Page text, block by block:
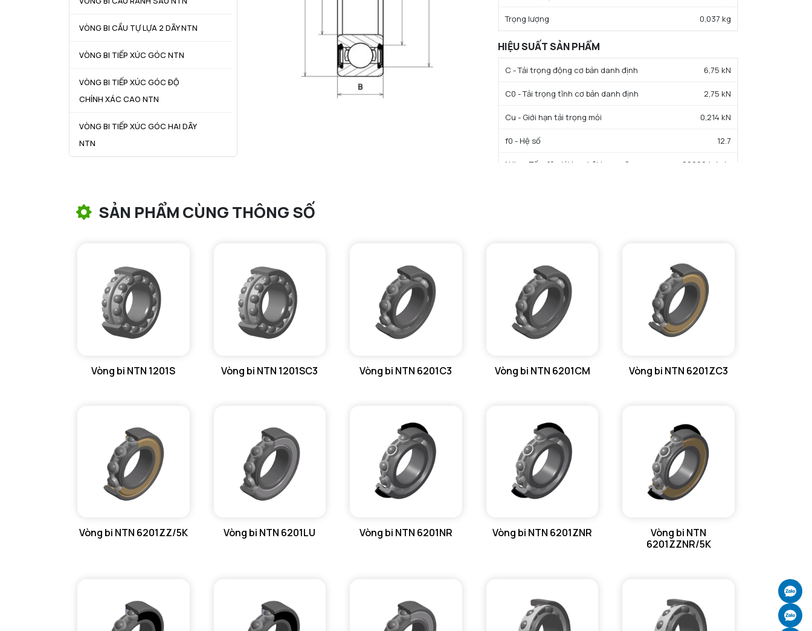
VÒNG BI CẦU TỰ LỰA 2 DÃY NTN
VÒNG BI TIẾP XÚC GÓC NTN
VÒNG BI TIẾP XÚC GÓC ĐỘ
CHÍNH XÁC CAO NTN
VÒNG BI TIẾP XÚC GÓC HAI DÃY
NTN
VÒNG BI ĐŨA TRỤ NTN
VÒNG BI KIM NTN
VÒNG BI CHẶN TRỤC NTN
GỐI ĐỠ NTN
PHỤ KIỆN NTN
MÁY GIA NHIỆT NTN
Trọng lượng 0,037 kg
HIỆU SUẤT SẢN PHẨM
C - Tải trọng động cơ bản danh định 6,75 kN
C0 - Tải trọng tĩnh cơ bản danh định 2,75 kN
Cu - Giới hạn tải trọng mỏi 0,214 kN
f0 - Hệ số 12.7
N lim - Tốc độ giới hạn bôi trơn mỡ 22000 tr/min
da min - Đường kính vai tối thiểu IR
da max - Đường kính vai tối đa IR 17 mm
Da max - Đường kính vai tối đa OR
ra max - Bán kính góc lượn tối đa trục & vỏ
SẢN PHẨM CÙNG THÔNG SỐ
Vòng bi NTN 1201S Vòng bi NTN 1201SC3 Vòng bi NTN 6201C3 Vòng bi NTN 6201CM Vòng bi NTN 6201ZC3
Vòng bi NTN 6201ZZ/5K Vòng bi NTN 6201LU Vòng bi NTN 6201NR Vòng bi NTN 6201ZNR
Vòng bi NTN
6201ZZNR/5K